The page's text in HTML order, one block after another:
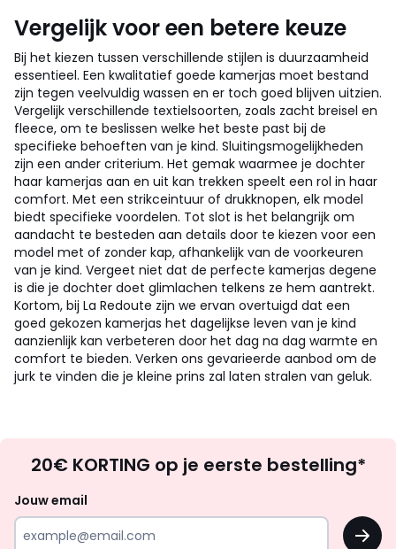
Vergelijk voor een betere keuze
Bij het kiezen tussen verschillende stijlen is duurzaamheid
essentieel. Een kwalitatief goede kamerjas moet bestand
zijn tegen veelvuldig wassen en er toch goed blijven uitzien.
Vergelijk verschillende textielsoorten, zoals zacht breisel en
fleece, om te beslissen welke het beste past bij de
specifieke behoeften van je kind. Sluitingsmogelijkheden
zijn een ander criterium. Het gemak waarmee je dochter
haar kamerjas aan en uit kan trekken speelt een rol in haar
comfort. Met een strikceintuur of drukknopen, elk model
biedt specifieke voordelen. Tot slot is het belangrijk om
aandacht te besteden aan details door te kiezen voor een
model met of zonder kap, afhankelijk van de voorkeuren
van je kind. Vergeet niet dat de perfecte kamerjas degene
is die je dochter doet glimlachen telkens ze hem aantrekt.
Kortom, bij La Redoute zijn we ervan overtuigd dat een
goed gekozen kamerjas het dagelijkse leven van je kind
aanzienlijk kan verbeteren door het dag na dag warmte en
comfort te bieden. Verken ons gevarieerde aanbod om de
jurk te vinden die je kleine prins zal laten stralen van geluk.
zoek
inspiratie
20€ KORTING op je eerste bestelling*
Jouw email
OK